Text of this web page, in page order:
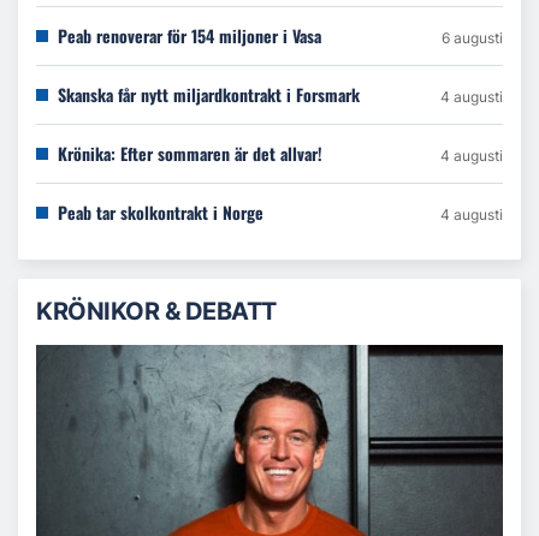
Peab renoverar för 154 miljoner i Vasa 6 augusti
Skanska får nytt miljardkontrakt i Forsmark 4 augusti
Krönika: Efter sommaren är det allvar! 4 augusti
Peab tar skolkontrakt i Norge 4 augusti
KRÖNIKOR & DEBATT